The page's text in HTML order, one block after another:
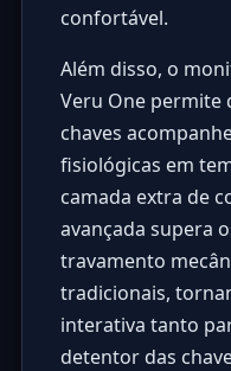
confortável.
Além disso, o
Veru One permite
chaves
fisiológicas em
camada extra de
avançada supera
travamento
tradicionais,
interativa tanto
detentor das